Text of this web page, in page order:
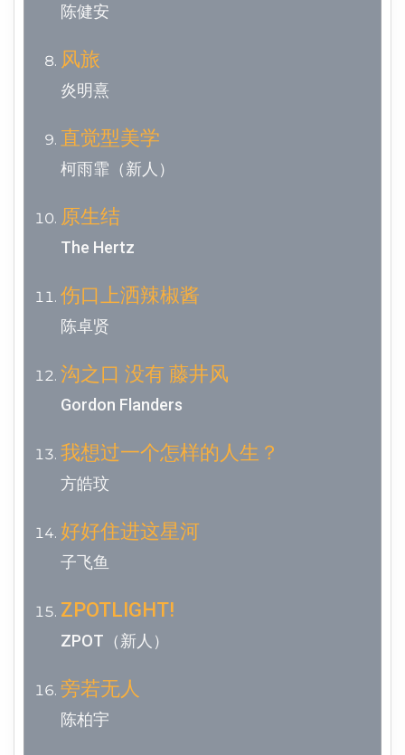
陈健安
风旅
炎明熹
直觉型美学
柯雨霏（新人）
原生结
The Hertz
伤口上洒辣椒酱
陈卓贤
沟之口 没有 藤井风
Gordon Flanders
我想过一个怎样的人生？
方皓玟
好好住进这星河
子飞鱼
ZPOTLIGHT!
ZPOT（新人）
旁若无人
陈柏宇